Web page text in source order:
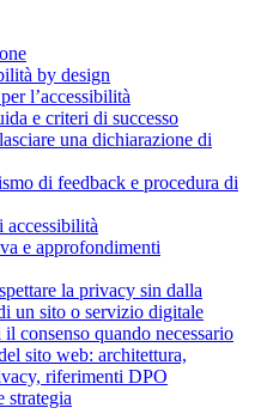
by design
l’accessibilità
e criteri di successo
una dichiarazione di
di feedback e procedura di
e approfondimenti
la privacy sin dalla
un sito o servizio digitale
consenso quando necessario
sito web: architettura,
riferimenti DPO
strategia